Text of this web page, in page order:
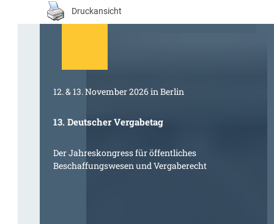
Druckansicht
12. & 13. November 2026 in Berlin
13. Deutscher Vergabetag
Der Jahreskongress für öffentliches
Beschaffungswesen und Vergaberecht